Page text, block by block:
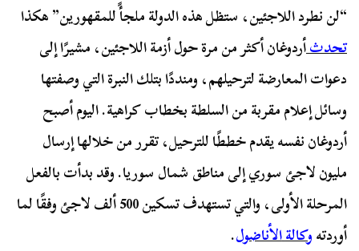
“لن نطرد اللاجئين، ستظل هذه الدولة ملجأً للمقهورين” هكذا
تحدثأردوغان أكثر من مرة حول أزمة اللاجئين، مشيرًا إلى
دعوات المعارضة لترحيلهم، ومنددًا بتلك النبرة التي وصفتها
وسائل إعلام مقربة من السلطة بخطاب كراهية. اليوم أصبح
أردوغان نفسه يقدم خططًا للترحيل، تقرر من خلالها إرسال
مليون لاجئ سوري إلى مناطق شمال سوريا. وقد بدأت بالفعل
المرحلة الأولى، والتي تستهدف تسكين 500 ألف لاجئ وفقًا لما
أوردتهوكالةالأناضول.